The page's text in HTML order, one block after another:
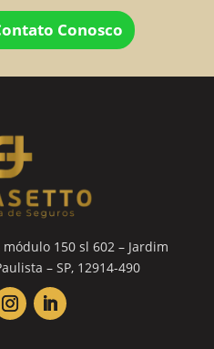
Conosco
150 sl 602 – Jardim
– SP, 12914-490